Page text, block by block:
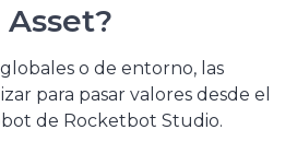
Asset?
o de entorno, las
para pasar valores desde el
de Rocketbot Studio.